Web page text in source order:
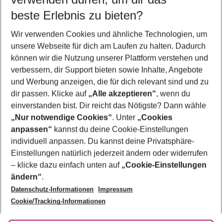
5-8 Nächte
2 Erwachsene Keine Kinder
Mehr Filter anzeigen
Footer
Footer navigation
Über uns
AGB
Bestpreisgarantie
Cookie-Einstellungen ändern
Cookie-Richtlinie
Agenturbetreuung
Barrierefreies Reisen
Folge uns
beste Erlebnis zu bieten?
Wir verwenden Cookies und ähnliche Technologien, um
unsere Webseite für dich am Laufen zu halten. Dadurch
können wir die Nutzung unserer Plattform verstehen und
verbessern, dir Support bieten sowie Inhalte, Angebote
und Werbung anzeigen, die für dich relevant sind und zu
dir passen. Klicke auf „Alle akzeptieren“, wenn du
einverstanden bist. Dir reicht das Nötigste? Dann wähle
„Nur notwendige Cookies“. Unter „Cookies
anpassen“ kannst du deine Cookie-Einstellungen
individuell anpassen. Du kannst deine Privatsphäre-
Einstellungen natürlich jederzeit ändern oder widerrufen
– klicke dazu einfach unten auf „Cookie-Einstellungen
ändern“.
Datenschutz-Informationen
Impressum
Cookie/Tracking-Informationen